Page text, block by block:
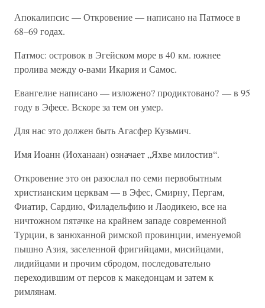
Апокалипсис — Откровение — написано на Патмосе в
68–69 годах.
Патмос: островок в Эгейском море в 40 км. южнее
пролива между о-вами Икария и Самос.
Евангелие написано — изложено? продиктовано? — в 95
году в Эфесе. Вскоре за тем он умер.
Для нас это должен быть Агасфер Кузьмич.
Имя Иоанн (Иоханаан) означает „Яхве милостив“.
Откровение это он разослал по семи первобытным
христианским церквам — в Эфес, Смирну, Пергам,
Фиатир, Сардию, Филадельфию и Лаодикею, все на
ничтожном пятачке на крайнем западе современной
Турции, в занюханной римской провинции, именуемой
пышно Азия, заселенной фригийцами, мисийцами,
лидийцами и прочим сбродом, последовательно
переходившим от персов к македонцам и затем к
римлянам.